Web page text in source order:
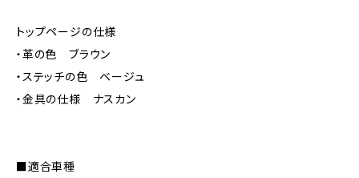
トップページの仕様
・革の色 ブラウン
・ステッチの色 ベージュ
・金具の仕様 ナスカン
■適合車種